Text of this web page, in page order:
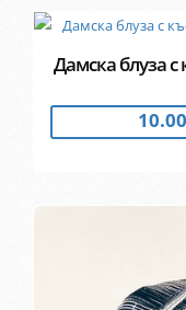
Дамска блуза